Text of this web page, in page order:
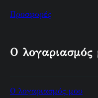
Προσφορές
Ο λογαριασμός
Ο λογαριασμός μου